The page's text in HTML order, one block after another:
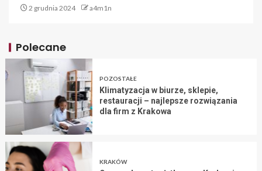
2 grudnia 2024 a4m1n
Polecane
POZOSTAŁE
Klimatyzacja w biurze, sklepie,
restauracji – najlepsze rozwiązania
dla firm z Krakowa
KRAKÓW